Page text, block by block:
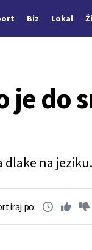
Biz Lokal
je do
dlake na jeziku.
po: